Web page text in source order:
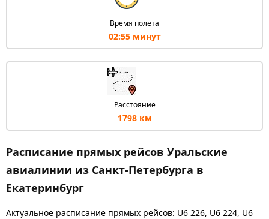
Время полета
02:55 минут
Расстояние
1798 км
Расписание прямых рейсов Уральские
авиалинии из Санкт-Петербурга в
Екатеринбург
Актуальное расписание прямых рейсов: U6 226, U6 224, U6